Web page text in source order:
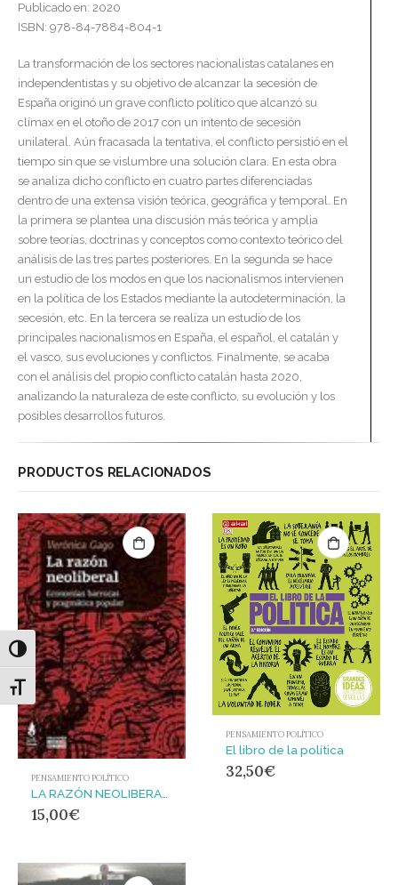
Alternar alto contraste
Alternar tamaño de letra
Publicado en: 2020
ISBN: 978-84-7884-804-1
La transformación de los sectores nacionalistas catalanes en
independentistas y su objetivo de alcanzar la secesión de
España originó un grave conflicto político que alcanzó su
clímax en el otoño de 2017 con un intento de secesión
unilateral. Aún fracasada la tentativa, el conflicto persistió en el
tiempo sin que se vislumbre una solución clara. En esta obra
se analiza dicho conflicto en cuatro partes diferenciadas
dentro de una extensa visión teórica, geográfica y temporal. En
la primera se plantea una discusión más teórica y amplia
sobre teorías, doctrinas y conceptos como contexto teórico del
análisis de las tres partes posteriores. En la segunda se hace
un estudio de los modos en que los nacionalismos intervienen
en la política de los Estados mediante la autodeterminación, la
secesión, etc. En la tercera se realiza un estudio de los
principales nacionalismos en España, el español, el catalán y
el vasco, sus evoluciones y conflictos. Finalmente, se acaba
con el análisis del propio conflicto catalán hasta 2020,
analizando la naturaleza de este conflicto, su evolución y los
posibles desarrollos futuros.
PRODUCTOS RELACIONADOS
PENSAMIENTO POLÍTICO
LA RAZÓN NEOLIBERAL : Economías barrocas y pragmatismo popular
15,00€
PENSAMIENTO POLÍTICO
El libro de la política
32,50€